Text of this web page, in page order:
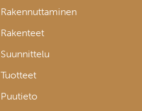
Rakennuttaminen
Rakenteet
Suunnittelu
Tuotteet
Puutieto